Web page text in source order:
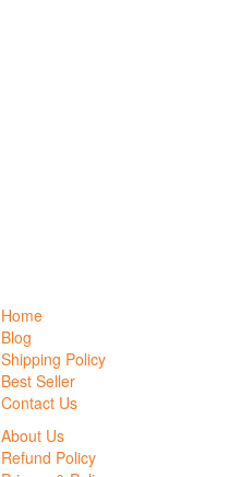
Home
Blog
Shipping Policy
Best Seller
Contact Us
About Us
Refund Policy